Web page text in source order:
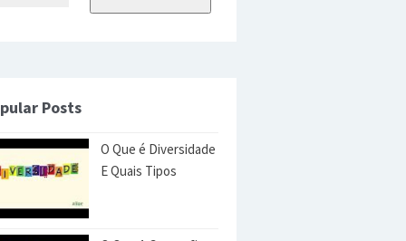
Posts
O Que é Diversidade
E Quais Tipos